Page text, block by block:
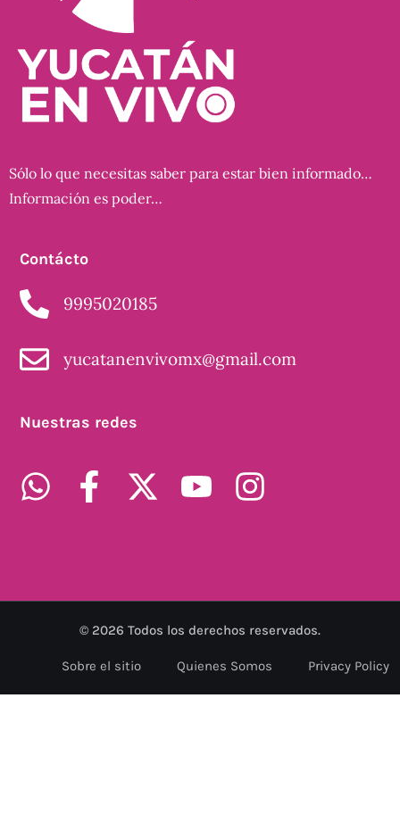
Sólo lo que necesitas saber para estar bien informado…
Información es poder…
Contácto
9995020185
yucatanenvivomx@gmail.com
Nuestras redes
© 2026 Todos los derechos reservados.
Sobre el sitio Quienes Somos Privacy Policy